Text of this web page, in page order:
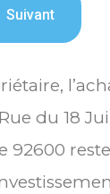
du 18
92600 reste